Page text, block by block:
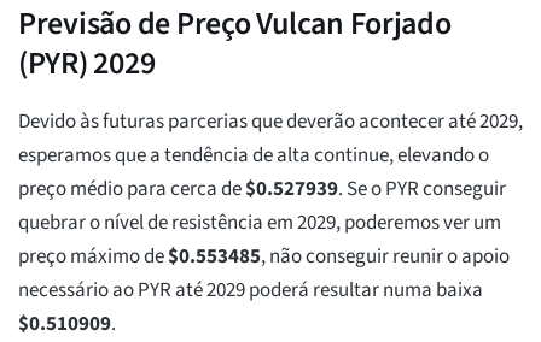
Previsão de Preço Vulcan Forjado
(PYR) 2029
Devido às futuras parcerias que deverão acontecer até 2029,
esperamos que a tendência de alta continue, elevando o
preço médio para cerca de$0.527939. Se o PYR conseguir
quebrar o nível de resistência em 2029, poderemos ver um
preço máximo de$0.553485, não conseguir reunir o apoio
necessário ao PYR até 2029 poderá resultar numa baixa
$0.510909.